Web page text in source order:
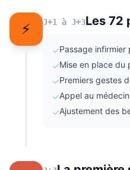
⚡ J+1 à J+3Les 72
✓Passage infirmier
✓Mise en place du
✓Premiers gestes
✓Appel au
✓Ajustement des